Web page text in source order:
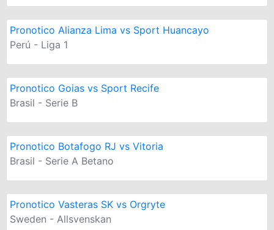
Pronotico Alianza Lima vs Sport Huancayo
Perú - Liga 1
Pronotico Goias vs Sport Recife
Brasil - Serie B
Pronotico Botafogo RJ vs Vitoria
Brasil - Serie A Betano
Pronotico Vasteras SK vs Orgryte
Sweden - Allsvenskan